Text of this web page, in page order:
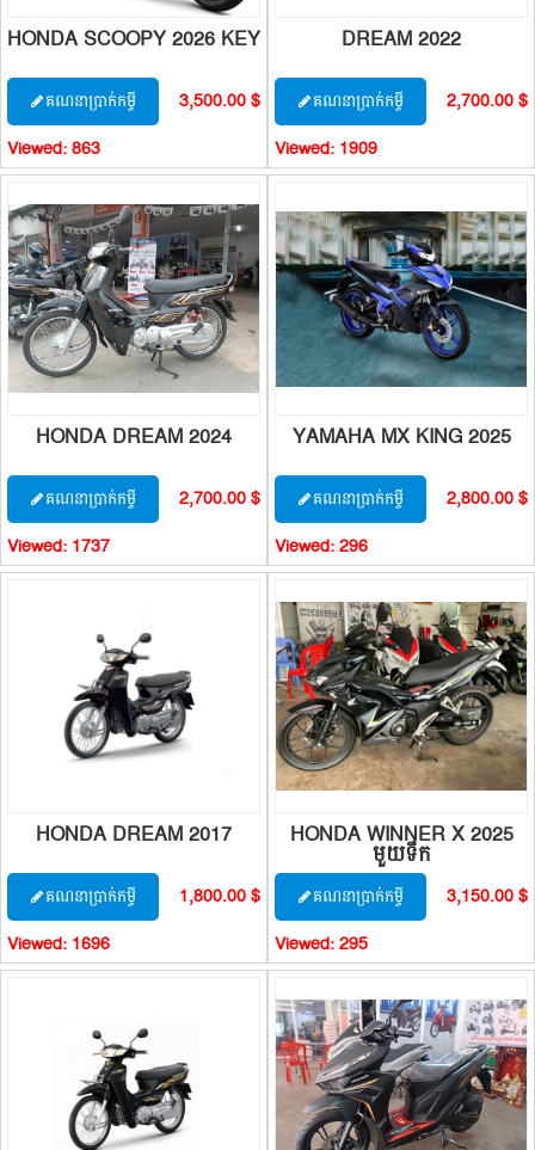
HONDA SCOOPY 2026 KEY
គណនាប្រាក់កម្ចី
3,500.00 $
Viewed:863
DREAM 2022
គណនាប្រាក់កម្ចី
2,700.00 $
Viewed:1909
HONDA DREAM 2024
គណនាប្រាក់កម្ចី
2,700.00 $
Viewed:1737
YAMAHA MX KING 2025
គណនាប្រាក់កម្ចី
2,800.00 $
Viewed:296
HONDA DREAM 2017
គណនាប្រាក់កម្ចី
1,800.00 $
Viewed:1696
HONDA WINNER X 2025
មួយទឹក
គណនាប្រាក់កម្ចី
3,150.00 $
Viewed:295